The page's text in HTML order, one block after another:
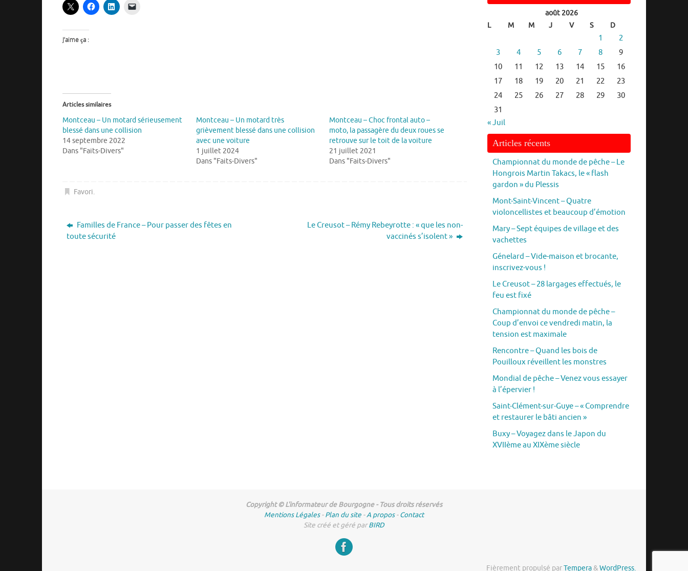
J’aime ça :
Articles similaires
Montceau – Un motard sérieusement
blessé dans une collision
14 septembre 2022
Dans "Faits-Divers"
Montceau – Un motard très
grièvement blessé dans une collision
avec une voiture
1 juillet 2024
Dans "Faits-Divers"
Montceau – Choc frontal auto –
moto, la passagère du deux roues se
retrouve sur le toit de la voiture
21 juillet 2021
Dans "Faits-Divers"
Favori.
Familles de France – Pour passer des fêtes en
toute sécurité
Le Creusot – Rémy Rebeyrotte : « que les non-
vaccinés s’isolent »
août 2026
L
M M J V S D
1
2
3
4 5 6 7 8
9
10
11 12 13 14 15
16
17
18 19 20 21 22
23
24
25 26 27 28 29
30
31
« Juil
Articles récents
Championnat du monde de pêche – Le
Hongrois Martin Takacs, le « flash
gardon » du Plessis
Mont-Saint-Vincent – Quatre
violoncellistes et beaucoup d’émotion
Mary – Sept équipes de village et des
vachettes
Génelard – Vide-maison et brocante,
inscrivez-vous !
Le Creusot – 28 largages effectués, le
feu est fixé
Championnat du monde de pêche –
Coup d’envoi ce vendredi matin, la
tension est maximale
Rencontre – Quand les bois de
Pouilloux réveillent les monstres
Mondial de pêche – Venez vous essayer
à l’épervier !
Saint-Clément-sur-Guye – « Comprendre
et restaurer le bâti ancien »
Buxy – Voyagez dans le Japon du
XVIIème au XIXème siècle
Copyright © L'informateur de Bourgogne - Tous droits réservés
Mentions Légales-Plan du site -A propos-Contact
Site créé et géré parBIRD
Fièrement propulsé parTempera&WordPress.